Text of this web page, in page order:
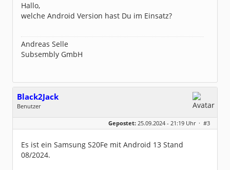
Dabei seit:
Hallo,
welche Android Version hast Du im Einsatz?
Andreas Selle
Subsembly GmbH
Black2Jack
Benutzer
Geschlecht:
keine Angabe
Dabei seit:
06 / 2022
Gepostet: 25.09.2024 - 21:19 Uhr · #3
Es ist ein Samsung S20Fe mit Android 13 Stand
08/2024.